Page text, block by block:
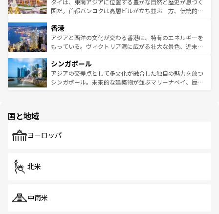
覧を参照してほしい。
醸し出している。また、バラエティの豊かさとおいしさで
とつ。フォーやバインミー、ベトナムコーヒーなどは、ぜ
ひ現地で味わいたい。どの地域を訪れてもあたたかい人々
が旅行者を迎えてくれるので、きっと忘れられない旅にな
参照してほしい。
タイは、東南アジアに位置する豊かな自然と歴史が息づく
国だ。首都バンコクは高層ビルが立ち並ぶ一方、伝統的な
の活気が交差している。北部ではチェンマイなどの山岳地
帯で自然と触れ合い、南部ではプーケットやクラビの美し
いビーチでリゾート気分を楽しむことができる。タイ料理
激する。気候は一年中温暖で、どの季節にも異なる楽しみ
が待っている。親しみやすいタイの人々、仏教を中心とし
た文化、そして多様な観光資源が、訪れる旅人を魅了し続
香港
アジアと西洋の文化が交わる香港は、特有のエネルギーを
もっている。ヴィクトリア湾に広がる壮大な景色、近未来
み、どこを訪れても感動するはず。観光スポットが密集し
ており、効率よく見どころを回れるのも魅力。息をのむよ
うな絶景から文化的な体験まで、香港を存分に楽しみ尽く
シンガポール
アジアの交差点として多文化が融合した独自の魅力を放つ
シンガポール。未来的な建築物が並ぶマリーナベイ、歴史
で、ホーカーズは地元の風情を楽しめる外せないスポット
国と地域
ヨーロッパ
北米
中南米